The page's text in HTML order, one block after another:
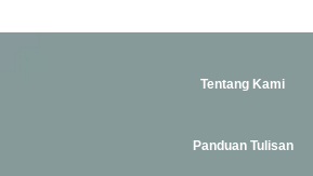
Tentang Kami
Panduan Tulisan